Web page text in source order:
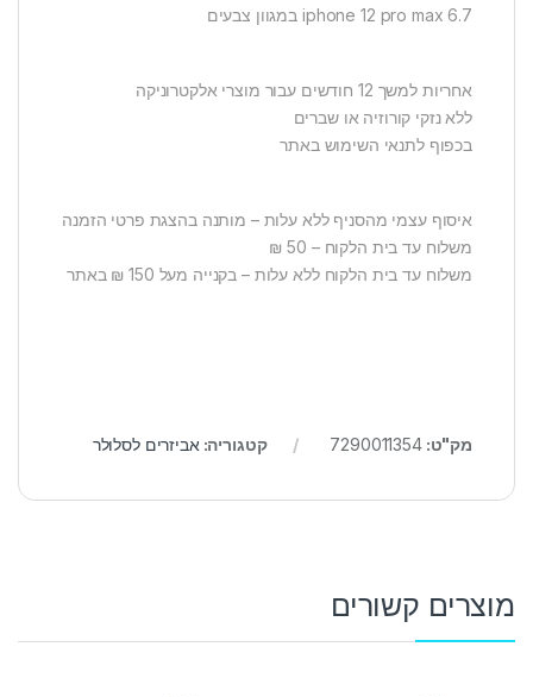
iphone 12 pro max 6.7 במגוון צבעים
אחריות למשך 12 חודשים עבור מוצרי אלקטרוניקה
ללא נזקי קורוזיה או שברים
בכפוף לתנאי השימוש באתר
איסוף עצמי מהסניף ללא עלות – מותנה בהצגת פרטי הזמנה
משלוח עד בית הלקוח – 50 ₪
משלוח עד בית הלקוח ללא עלות – בקנייה מעל 150 ₪ באתר
מק"ט:7290011354 קטגוריה: אביזרים לסלולר
מוצרים קשורים